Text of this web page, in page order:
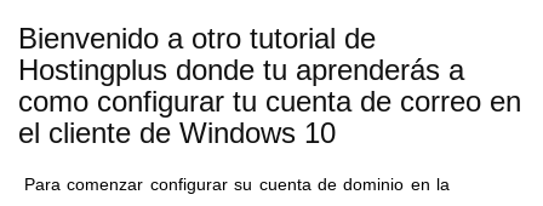
Bienvenido a otro tutorial de
Hostingplus donde tu aprenderás a
como configurar tu cuenta de correo en
el cliente de Windows 10
Para comenzar configurar su cuenta de dominio en la